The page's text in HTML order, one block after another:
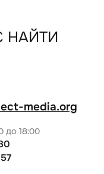
НАЙТИ
до 18:00
media.org